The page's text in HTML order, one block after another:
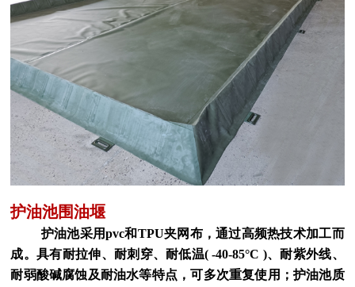
护油池围油堰
护油池采用pvc和TPU夹网布，通过高频热技术加工而
成。具有耐拉伸、耐刺穿、耐低温( -40-85°C )、耐紫外线、
耐弱酸碱腐蚀及耐油水等特点，可多次重复使用；护油池质